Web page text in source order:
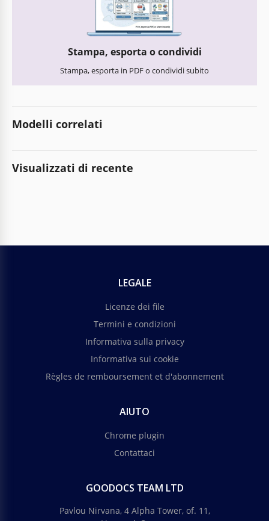
Stampa, esporta o condividi
Stampa, esporta in PDF o condividi subito
Modelli correlati
Visualizzati di recente
LEGALE
Licenze dei file
Termini e condizioni
Informativa sulla privacy
Informativa sui cookie
Règles de remboursement et d'abonnement
AIUTO
Chrome plugin
Contattaci
GOODOCS TEAM LTD
Pavlou Nirvana, 4 Alpha Tower, of. 11,